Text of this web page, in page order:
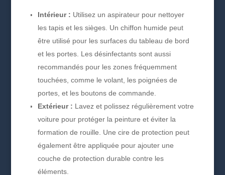
Intérieur : Utilisez un aspirateur pour nettoyer
les tapis et les sièges. Un chiffon humide peut
être utilisé pour les surfaces du tableau de bord
et les portes. Les désinfectants sont aussi
recommandés pour les zones fréquemment
touchées, comme le volant, les poignées de
portes, et les boutons de commande.
Extérieur : Lavez et polissez régulièrement votre
voiture pour protéger la peinture et éviter la
formation de rouille. Une cire de protection peut
également être appliquée pour ajouter une
couche de protection durable contre les
éléments.